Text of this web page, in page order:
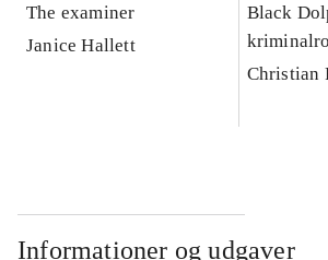
The examiner
Janice Hallett
Black
Christian
Informationer og udgaver